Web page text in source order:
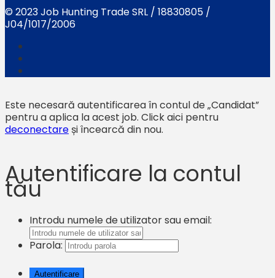
© 2023 Job Hunting Trade SRL / 18830805 /
J04/1017/2006
Este necesară autentificarea în contul de „Candidat”
pentru a aplica la acest job. Click aici pentru
deconectare și încearcă din nou.
Autentificare la contul
tău
Introdu numele de utilizator sau email:
Parola: